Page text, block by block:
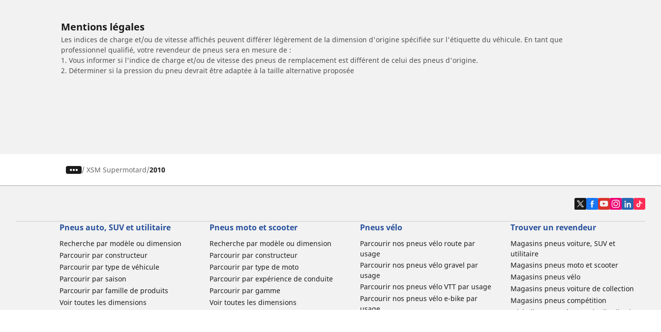
Mentions légales
Les indices de charge et/ou de vitesse affichés peuvent différer légèrement de la dimension d'origine spécifiée sur l'étiquette du véhicule. En tant que
professionnel qualifié, votre revendeur de pneus sera en mesure de :
1. Vous informer si l'indice de charge et/ou de vitesse des pneus de remplacement est différent de celui des pneus d'origine.
2. Déterminer si la pression du pneu devrait être adaptée à la taille alternative proposée
/ XSM Supermotard 2010
Pneus auto, SUV et utilitaire
Recherche par modèle ou dimension
Parcourir par constructeur
Parcourir par type de véhicule
Parcourir par saison
Parcourir par famille de produits
Voir toutes les dimensions
Pneus moto et scooter
Recherche par modèle ou dimension
Parcourir par constructeur
Parcourir par type de moto
Parcourir par expérience de conduite
Parcourir par gamme
Voir toutes les dimensions
Pneus vélo
Parcourir nos pneus vélo route par
usage
Parcourir nos pneus vélo gravel par
usage
Parcourir nos pneus vélo VTT par usage
Parcourir nos pneus vélo e-bike par
usage
Trouver un revendeur
Magasins pneus voiture, SUV et
utilitaire
Magasins pneus moto et scooter
Magasins pneus vélo
Magasins pneus voiture de collection
Magasins pneus compétition
Michelin et ses réseaux de distribution